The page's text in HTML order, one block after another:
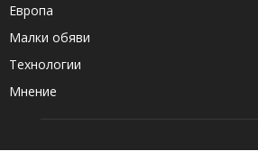
Европа
Малки обяви
Технологии
Мнение